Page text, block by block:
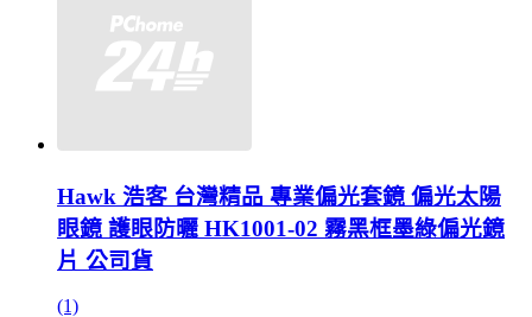
Hawk 浩客 台灣精品 專業偏光套鏡 偏光太陽
眼鏡 護眼防曬 HK1001-02 霧黑框墨綠偏光鏡
片 公司貨
(1)